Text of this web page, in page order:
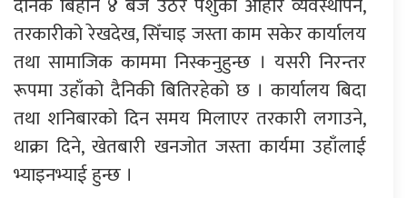
तरकारीको रेखदेख, सिँचाइ जस्ता काम सकेर कार्यालय
तथा सामाजिक काममा निस्कनुहुन्छ । यसरी निरन्तर
रूपमा उहाँको दैनिकी बितिरहेको छ । कार्यालय बिदा
तथा शनिबारको दिन समय मिलाएर तरकारी लगाउने,
थाक्रा दिने, खेतबारी खनजोत जस्ता कार्यमा उहाँलाई
भ्याइनभ्याई हुन्छ ।